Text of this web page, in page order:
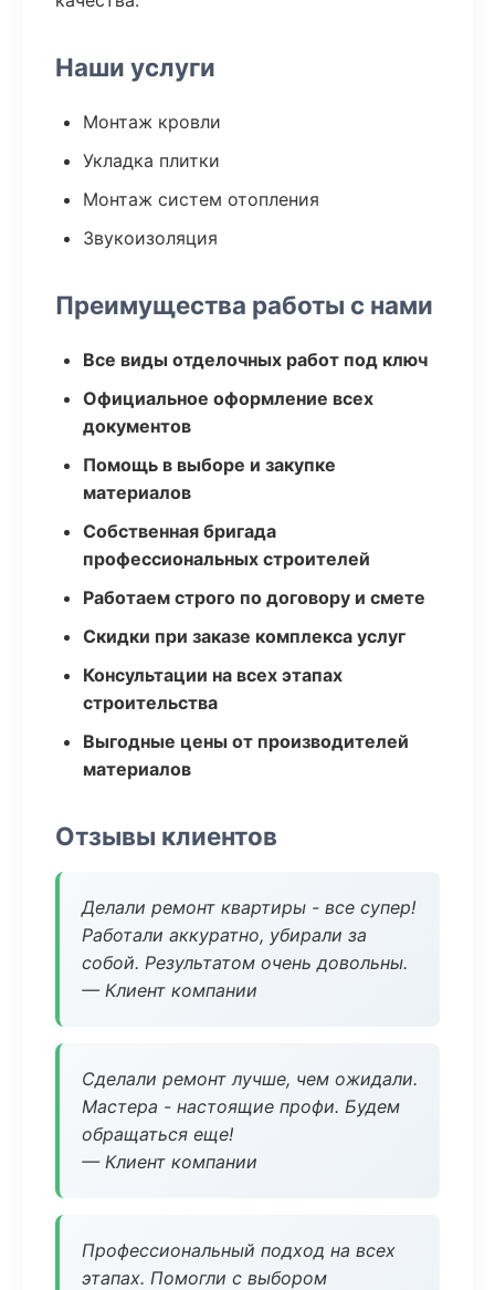
Наши услуги
Монтаж кровли
Укладка плитки
Монтаж систем отопления
Звукоизоляция
Преимущества работы с нами
Все виды отделочных работ под ключ
Официальное оформление всех
документов
Помощь в выборе и закупке
материалов
Собственная бригада
профессиональных строителей
Работаем строго по договору и смете
Скидки при заказе комплекса услуг
Консультации на всех этапах
строительства
Выгодные цены от производителей
материалов
Отзывы клиентов
Делали ремонт квартиры - все супер!
Работали аккуратно, убирали за
собой. Результатом очень довольны.
— Клиент компании
Сделали ремонт лучше, чем ожидали.
Мастера - настоящие профи. Будем
обращаться еще!
— Клиент компании
Профессиональный подход на всех
этапах. Помогли с выбором